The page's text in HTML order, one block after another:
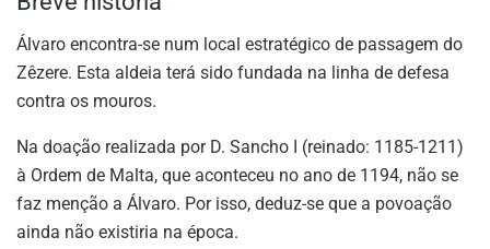
Álvaro encontra-se num local estratégico de passagem do
Zêzere. Esta aldeia terá sido fundada na linha de defesa
contra os mouros.
Na doação realizada por D. Sancho I (reinado: 1185-1211)
à Ordem de Malta, que aconteceu no ano de 1194, não se
faz menção a Álvaro. Por isso, deduz-se que a povoação
ainda não existiria na época.